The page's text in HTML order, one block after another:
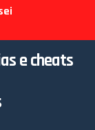
e cheats